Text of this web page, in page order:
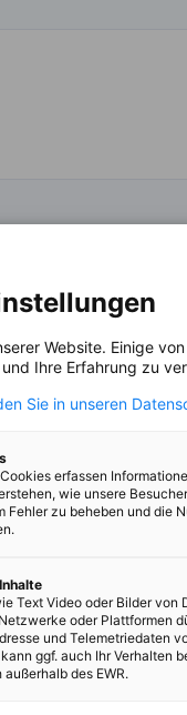
Website. Einige
Ihre Erfahrung zu
Sie in unseren
erfassen
wie unsere
Fehler zu beheben und die
Text Video oder Bilder von
oder Plattformen
und Telemetriedaten
ggf. auch Ihr Verhalten
außerhalb des EWR.